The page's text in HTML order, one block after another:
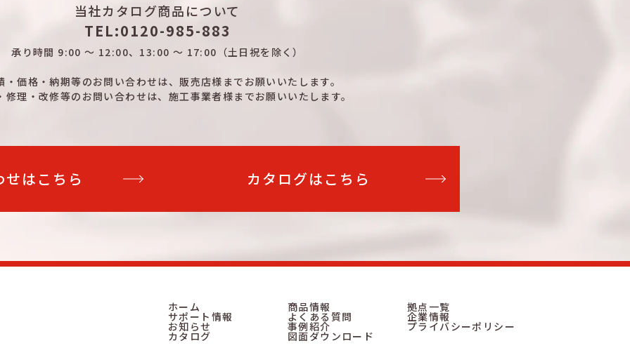
当社カタログ商品について
TEL:0120-985-883
承り時間 9:00 ～ 12:00、13:00 ～ 17:00 （土日祝を除く）
価格・納期等のお問い合わせは、 販売店様までお願いいたします。
理・改修等のお問い合わせは、 施工事業者様までお願いいたします。
はこちら カタログはこちら
ホーム 商品情報
サポート情報 よくある質問
お知らせ 事例紹介
図面ダウンロード
カタログ
拠点一覧
企業情報
プライバシーポリシー